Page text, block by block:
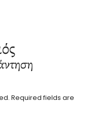
Required fields are